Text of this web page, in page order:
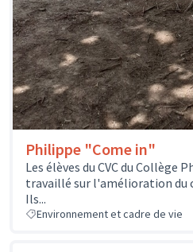
Philippe "Come in"
Les élèves du CVC du Collège
travaillé sur l'amélioration du
Ils...
Environnement et cadre de vie